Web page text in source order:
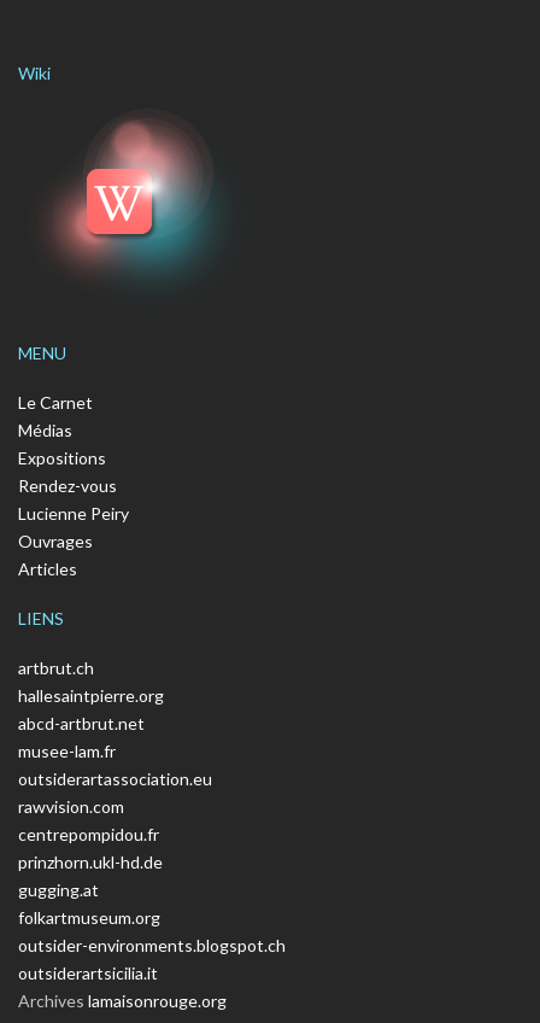
Wiki
MENU
Le Carnet
Médias
Expositions
Rendez-vous
Lucienne Peiry
Ouvrages
Articles
LIENS
artbrut.ch
hallesaintpierre.org
abcd-artbrut.net
musee-lam.fr
outsiderartassociation.eu
rawvision.com
centrepompidou.fr
prinzhorn.ukl-hd.de
gugging.at
folkartmuseum.org
outsider-environments.blogspot.ch
outsiderartsicilia.it
Archives lamaisonrouge.org